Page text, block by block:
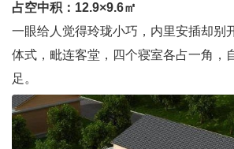
占空中积：12.9×9.6㎡
一眼给人觉得玲珑小巧，内里安插却别
体式，毗连客堂，四个寝室各占一角，
足。